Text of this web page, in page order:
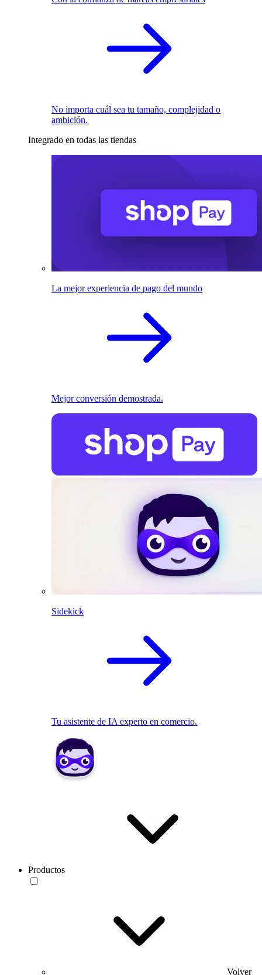
No importa cuál sea tu tamaño, complejidad o
ambición.
Integrado en todas las tiendas
La mejor experiencia de pago del mundo
Mejor conversión demostrada.
Sidekick
Tu asistente de IA experto en comercio.
Productos
Volver